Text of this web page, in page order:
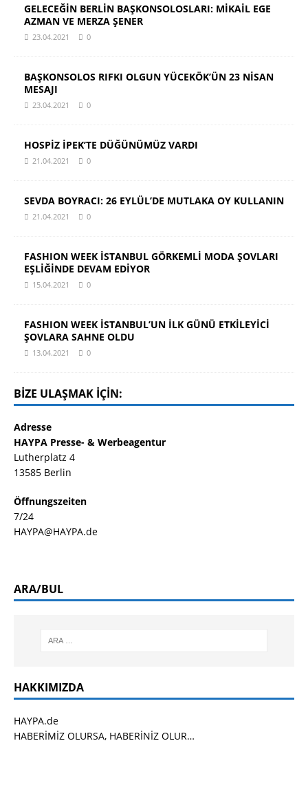
GELECEĞİN BERLİN BAŞKONSOLOSLARI: MİKAİL EGE
AZMAN VE MERZA ŞENER
23.04.2021 0
BAŞKONSOLOS RIFKI OLGUN YÜCEKÖK’ÜN 23 NİSAN
MESAJI
23.04.2021 0
HOSPİZ İPEK’TE DÜĞÜNÜMÜZ VARDI
21.04.2021 0
SEVDA BOYRACI: 26 EYLÜL’DE MUTLAKA OY KULLANIN
21.04.2021 0
FASHION WEEK İSTANBUL GÖRKEMLİ MODA ŞOVLARI
EŞLİĞİNDE DEVAM EDİYOR
15.04.2021 0
FASHION WEEK İSTANBUL’UN İLK GÜNÜ ETKİLEYİCİ
ŞOVLARA SAHNE OLDU
13.04.2021 0
BIZE ULAŞMAK IÇIN:
Adresse
HAYPA Presse- & Werbeagentur
Lutherplatz 4
13585 Berlin
Öffnungszeiten
7/24
HAYPA@HAYPA.de
ARA/BUL
HAKKIMIZDA
HAYPA.de
HABERİMİZ OLURSA, HABERİNİZ OLUR…